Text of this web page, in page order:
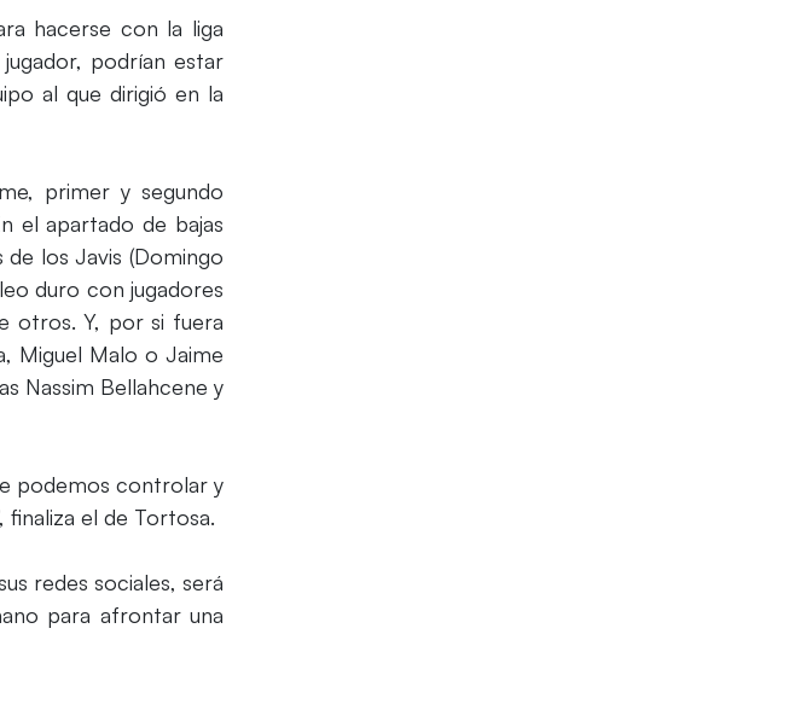
hacerse con la liga
podrían estar
al que dirigió en la
primer y segundo
el apartado de bajas
los Javis (Domingo
duro con jugadores
otros. Y, por si fuera
Miguel Malo o Jaime
Nassim Bellahcene y
podemos controlar y
finaliza el de Tortosa.
redes sociales, será
para afrontar una